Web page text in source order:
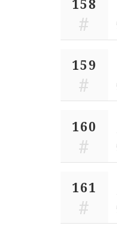
158
159
160
161